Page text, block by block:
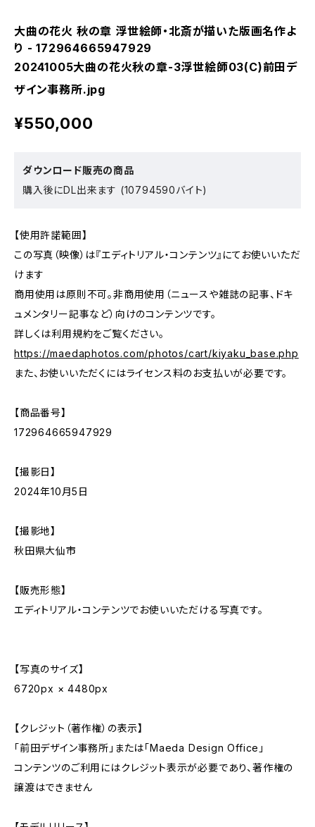
大曲の花火 秋の章 浮世絵師・北斎が描いた版画名作よ
り - 172964665947929
20241005大曲の花火秋の章-3浮世絵師03(C)前田デ
ザイン事務所.jpg
¥550,000
ダウンロード販売の商品
購入後にDL出来ます (10794590バイト)
【使用許諾範囲】
この写真（映像）は『エディトリアル・コンテンツ』にてお使いいただ
けます
商用使用は原則不可。非商用使用（ニュースや雑誌の記事、ドキ
ュメンタリー記事など）向けのコンテンツです。
詳しくは利用規約をご覧ください。
https://maedaphotos.com/photos/cart/kiyaku_base.php
また、お使いいただくにはライセンス料のお支払いが必要です。
【商品番号】
172964665947929
【撮影日】
2024年10月5日
【撮影地】
秋田県大仙市
【販売形態】
エディトリアル・コンテンツでお使いいただける写真です。
【写真のサイズ】
6720px × 4480px
【クレジット（著作権）の表示】
「前田デザイン事務所」または「Maeda Design Office」
コンテンツのご利用にはクレジット表示が必要であり、著作権の
譲渡はできません